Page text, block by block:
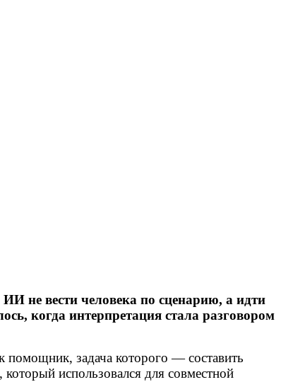
не вести человека по сценарию, а идти
когда интерпретация стала разговором
помощник, задача которого — составить
использовался для совместной